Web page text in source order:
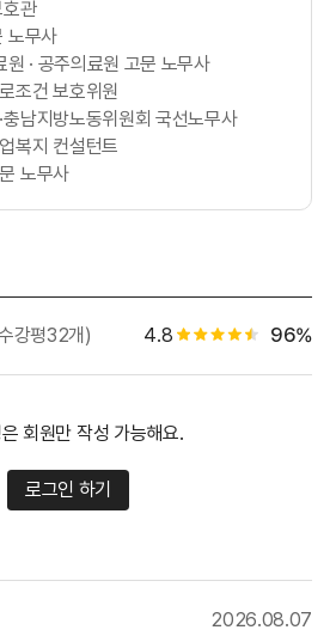
관
노무사
원 · 공주의료원 고문 노무사
조건 보호위원
남지방노동위원회 국선노무사
복지 컨설턴트
노무사
강평32개) 4.8 별점 4.5개 별점 백
96%
회원만 작성 가능해요.
로그인 하기
2026.08.07